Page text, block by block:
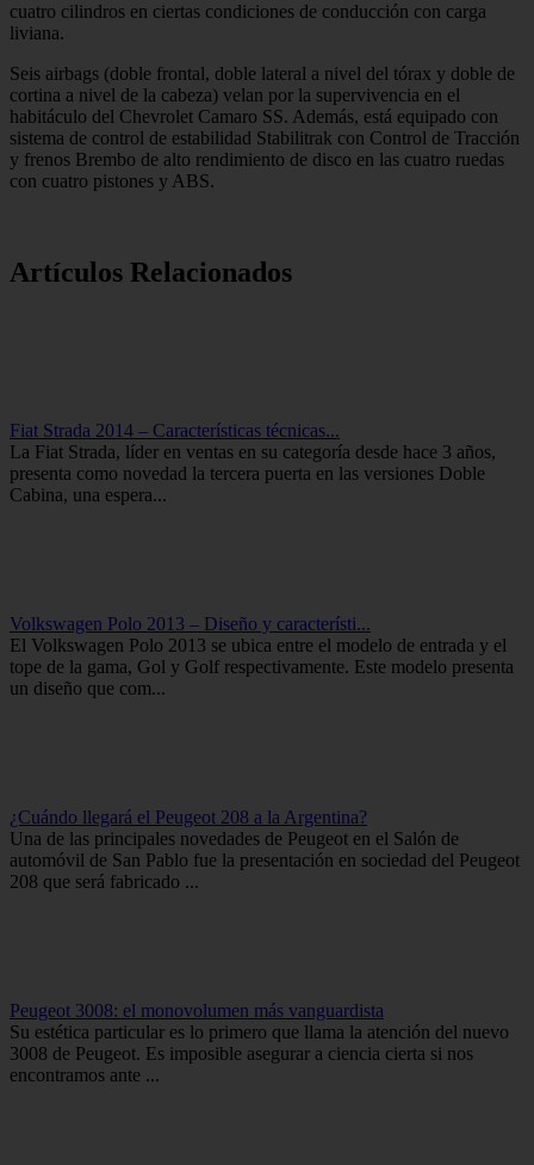
cuatro cilindros en ciertas condiciones de conducción con carga
liviana.
Seis airbags (doble frontal, doble lateral a nivel del tórax y doble de
cortina a nivel de la cabeza) velan por la supervivencia en el
habitáculo del Chevrolet Camaro SS. Además, está equipado con
sistema de control de estabilidad Stabilitrak con Control de Tracción
y frenos Brembo de alto rendimiento de disco en las cuatro ruedas
con cuatro pistones y ABS.
Artículos Relacionados
Fiat Strada 2014 – Características técnicas...
La Fiat Strada, líder en ventas en su categoría desde hace 3 años,
presenta como novedad la tercera puerta en las versiones Doble
Cabina, una espera...
Volkswagen Polo 2013 – Diseño y característi...
El Volkswagen Polo 2013 se ubica entre el modelo de entrada y el
tope de la gama, Gol y Golf respectivamente. Este modelo presenta
un diseño que com...
¿Cuándo llegará el Peugeot 208 a la Argentina?
Una de las principales novedades de Peugeot en el Salón de
automóvil de San Pablo fue la presentación en sociedad del Peugeot
208 que será fabricado ...
Peugeot 3008: el monovolumen más vanguardista
Su estética particular es lo primero que llama la atención del nuevo
3008 de Peugeot. Es imposible asegurar a ciencia cierta si nos
encontramos ante ...